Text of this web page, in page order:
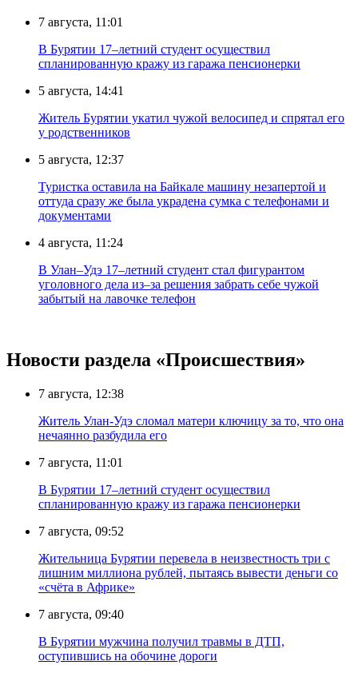
7 августа, 11:01
В Бурятии 17–летний студент осуществил
спланированную кражу из гаража пенсионерки
5 августа, 14:41
Житель Бурятии укатил чужой велосипед и спрятал его
у родственников
5 августа, 12:37
Туристка оставила на Байкале машину незапертой и
оттуда сразу же была украдена сумка с телефонами и
документами
4 августа, 11:24
В Улан–Удэ 17–летний студент стал фигурантом
уголовного дела из–за решения забрать себе чужой
забытый на лавочке телефон
Новости раздела «Происшествия»
7 августа, 12:38
Житель Улан-Удэ сломал матери ключицу за то, что она
нечаянно разбудила его
7 августа, 11:01
В Бурятии 17–летний студент осуществил
спланированную кражу из гаража пенсионерки
7 августа, 09:52
Жительница Бурятии перевела в неизвестность три с
лишним миллиона рублей, пытаясь вывести деньги со
«счёта в Африке»
7 августа, 09:40
В Бурятии мужчина получил травмы в ДТП,
оступившись на обочине дороги